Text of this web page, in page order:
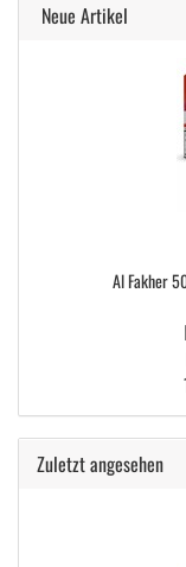
Neue Artikel
Al Fakher
Zuletzt angesehen